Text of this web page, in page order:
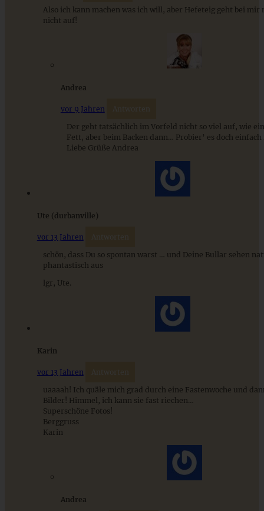
Spiced Apple-Pie – Apple Pie mit Gewürzen
Stracciatella-Quarkcreme mit Kirschgrütze - einfaches
Dessert im Glas
Also ich kann machen was ich will, aber Hefeteig geht bei mir
nicht auf!
Andrea
vor 9 Jahren Antworten
Der geht tatsächlich im Vorfeld nicht so viel auf, wie
Fett, aber beim Backen dann… Probier’ es doch einfach
Liebe Grüße Andrea
Ute (durbanville)
vor 13 Jahren Antworten
schön, dass Du so spontan warst … und Deine Bullar sehen
phantastisch aus
lgr, Ute.
Karin
vor 13 Jahren Antworten
uaaaah! Ich quäle mich grad durch eine Fastenwoche und
Bilder! Himmel, ich kann sie fast riechen…
Superschöne Fotos!
Berggruss
Karin
Andrea